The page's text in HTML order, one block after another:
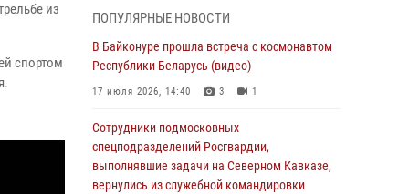
из
спортом
При содействии подмосковного спецназа
Росгвардии задержаны подозреваемые в
изготовлении поддельных документов
05 августа 2026, 15:48 1
ПОПУЛЯРНЫЕ НОВОСТИ
В Байконуре прошла встреча с космонавтом
Республики Беларусь (видео)
17 июля 2026, 14:40 3 1
Сотрудники подмосковных
спецподразделений Росгвардии,
выполнявшие задачи на Северном Кавказе,
вернулись из служебной командировки